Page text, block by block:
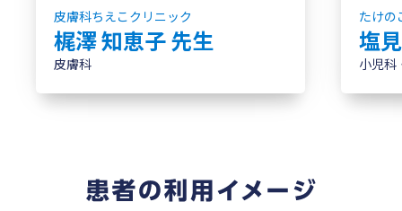
皮膚科ちえこクリニック
梶澤 知恵子 先生
皮膚科
たけの
塩
小児科